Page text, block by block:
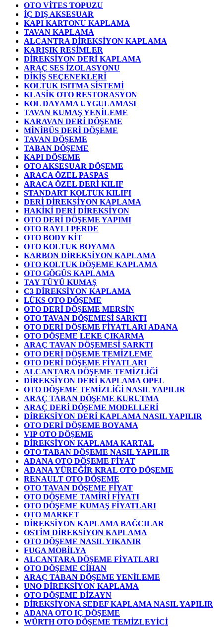
OTO VİTES TOPUZU
İÇ DIŞ AKSESUAR
KAPI KARTONU KAPLAMA
TAVAN KAPLAMA
ALCANTRA DİREKSİYON KAPLAMA
KARIŞIK RESİMLER
DİREKSİYON DERİ KAPLAMA
ARAÇ SES İZOLASYONU
DİKİŞ SEÇENEKLERİ
KOLTUK ISITMA SİSTEMİ
KLASİK OTO RESTORASYON
KOL DAYAMA UYGULAMASI
TAVAN KUMAŞ YENİLEME
KARAVAN DERİ DÖŞEME
MİNİBÜS DERİ DÖŞEME
TAVAN DÖŞEME
TABAN DÖŞEME
KAPI DÖŞEME
OTO AKSESUAR DÖŞEME
ARACA ÖZEL PASPAS
ARACA ÖZEL DERİ KILIF
STANDART KOLTUK KILIFI
DERİ DİREKSİYON KAPLAMA
HAKİKİ DERİ DİREKSİYON
OTO DERİ DÖŞEME YAPIMI
OTO RAYLI PERDE
OTO BODY KİT
OTO KOLTUK BOYAMA
KARBON DİREKSİYON KAPLAMA
OTO KOLTUK DÖŞEME KAPLAMA
OTO GÖGÜS KAPLAMA
TAY TÜYÜ KUMAŞ
C3 DİREKSİYON KAPLAMA
LÜKS OTO DÖŞEME
OTO DERİ DÖŞEME MERSİN
OTO TAVAN DÖŞEMESİ SARKTI
OTO DERİ DÖŞEME FİYATLARI ADANA
OTO DÖŞEME LEKE ÇIKARMA
ARAÇ TAVAN DÖŞEMESİ SARKTI
OTO DERİ DÖŞEME TEMİZLEME
OTO DERİ DÖŞEME FİYATLARI
ALCANTARA DÖŞEME TEMİZLİĞİ
DİREKSİYON DERİ KAPLAMA OPEL
OTO DÖŞEME TEMİZLİĞİ NASIL YAPILIR
ARAÇ TABAN DÖŞEME KURUTMA
ARAÇ DERİ DÖŞEME MODELLERİ
DİREKSİYON DERİ KAPLAMA NASIL YAPILIR
OTO DERİ DÖŞEME BOYAMA
VIP OTO DÖŞEME
DİREKSİYON KAPLAMA KARTAL
OTO TABAN DÖŞEME NASIL YAPILIR
ADANA OTO DÖŞEME FİYAT
ADANA YÜREĞİR KRAL OTO DÖŞEME
RENAULT OTO DÖŞEME
OTO TAVAN DÖŞEME FİYAT
OTO DÖŞEME TAMİRİ FİYATI
OTO DÖŞEME KUMAŞ FİYATLARI
OTO MARKET
DİREKSİYON KAPLAMA BAĞCILAR
OSTİM DİREKSİYON KAPLAMA
OTO DÖŞEME NASIL YIKANIR
FUGA MOBİLYA
ALCANTARA DÖŞEME FİYATLARI
OTO DÖŞEME CİHAN
ARAÇ TABAN DÖŞEME YENİLEME
UNO DİREKSİYON KAPLAMA
OTO DÖŞEME DİZAYN
DİREKSİYONA SEDEF KAPLAMA NASIL YAPILIR
ADANA OTO IÇ DÖŞEME
WÜRTH OTO DÖŞEME TEMİZLEYİCİ